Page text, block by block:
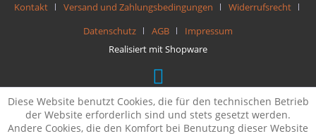
Kontakt
Versand und Zahlungsbedingungen
Widerrufsrecht
Datenschutz
AGB
Impressum
Realisiert mit Shopware
Diese Website benutzt Cookies, die für den technischen Betrieb
der Website erforderlich sind und stets gesetzt werden.
Andere Cookies, die den Komfort bei Benutzung dieser Website